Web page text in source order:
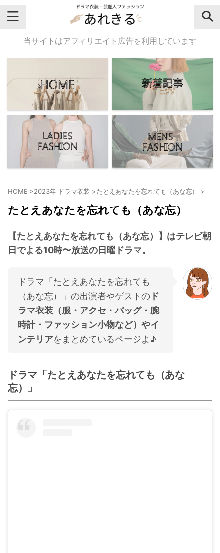
＼芸能人名・ドラマ名で検索♪／
気になるドラマ名や芸能人名でおし
ゃれなドラマ衣装・ファッションを
チェックしてね♪
【よく検索されてる女性芸能人】
・有村架純
・ 川口春奈
・石原さとみ
・広瀬アリス
永野芽郁
波瑠
奈緒
・高畑充希
さとうほなみ
・ 水川あさみ
・田中みな実
・松岡茉優
・福原遥
当サイトはアフィリエイト広告を利用しています
HOME >2023年 ドラマ衣装 >たとえあなたを忘れても（あな忘） >
たとえあなたを忘れても（あな忘）
【たとえあなたを忘れても（あな忘）】はテレビ朝
日でよる10時〜放送の日曜ドラマ。
ドラマ「たとえあなたを忘れても
（あな忘）」の出演者やゲストの ド
ラマ衣装（服・アクセ・バッグ・腕
時計・ファッション小物など）やイ
ンテリアをまとめているページよ♪
ドラマ「たとえあなたを忘れても（あな
忘）」